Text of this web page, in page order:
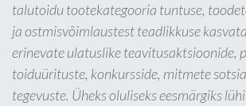
talutoidu tootekategooria tuntuse,
ja ostmisvõimlaustest teadlikkuse
erinevate ulatuslike teavitusaktsioonide,
toiduürituste, konkursside, mitmete
tegevuste. Üheks oluliseks eesmärgiks